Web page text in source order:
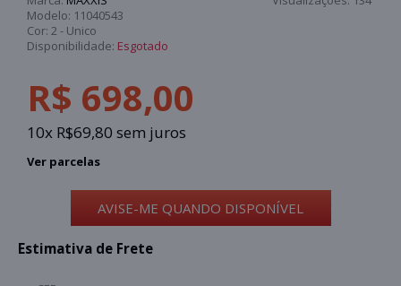
Modelo: 11040543
Cor: 2 - Unico
Disponibilidade: Esgotado
R$ 698,00
10x R$69,80 sem juros
Ver parcelas
AVISE-ME QUANDO DISPONÍVEL
Estimativa de Frete